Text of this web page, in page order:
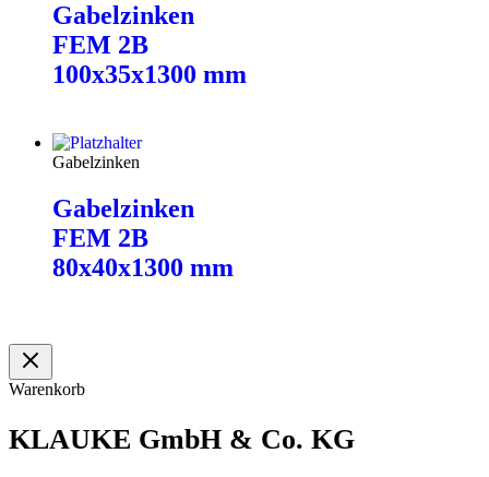
Gabelzinken
FEM 2B
100x35x1300 mm
Gabelzinken
Gabelzinken
FEM 2B
80x40x1300 mm
Warenkorb
KLAUKE GmbH & Co. KG